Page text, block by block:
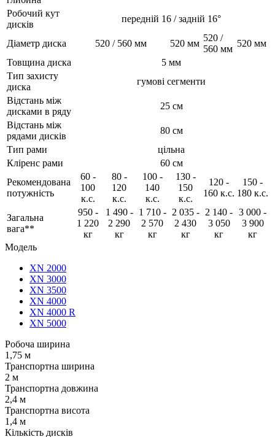
Робочий кут
дисків
передній 16 / задній 16°
Діаметр диска 520 / 560 мм 520 мм
520 /
560 мм
520 мм
Товщина диска
5 мм
Тип захисту
диска
гумові сегменти
Відстань між
дисками в ряду
25 см
Відстань між
рядами дисків
80 см
Тип рами
цільна
Кліренс рами
60 см
Рекомендована
потужність
60 -
100
к.с.
80 -
120
к.с.
100 -
140
к.с.
130 -
150
к.с.
120 -
160 к.с.
150 -
180 к.с.
Загальна
вага**
950 -
1 220
кг
1 490 -
2 290
кг
1 710 -
2 570
кг
2 035 -
2 430
кг
2 140 -
3 050
кг
3 000 -
3 900
кг
Модель
XN 2000
XN 3000
XN 3500
XN 4000
XN 4000 R
XN 5000
Робоча ширина
1,75 м
Транспортна ширина
2 м
Транспортна довжина
2,4 м
Транспортна висота
1,4 м
Кількість дисків